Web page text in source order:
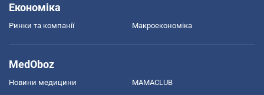
Економіка
Ринки та компанії Макроекономіка
MedOboz
Новини медицини MAMACLUB